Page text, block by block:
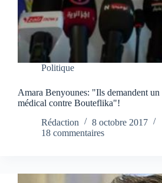
Politique
Amara Benyounes: "Ils demandent
médical contre Bouteflika"!
Rédaction
8 octobre 2017
18 commentaires